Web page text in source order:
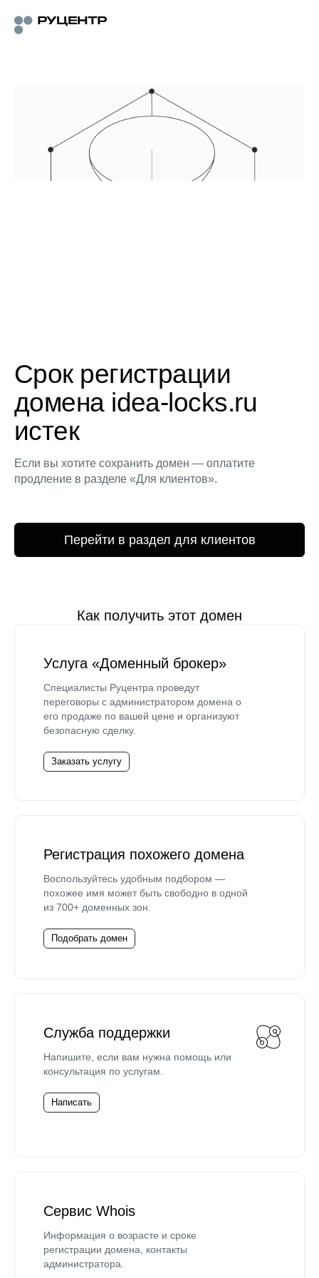
Срок регистрации
домена idea-locks.ru
истек
Если вы хотите сохранить домен — оплатите
продление в разделе «Для клиентов».
Перейти в раздел для клиентов
Как получить этот домен
Услуга «Доменный брокер»
Специалисты Руцентра проведут
переговоры с администратором домена о
его продаже по вашей цене и организуют
безопасную сделку.
Заказать услугу
Регистрация похожего домена
Воспользуйтесь удобным подбором —
похожее имя может быть свободно в одной
из 700+ доменных зон.
Подобрать домен
Служба поддержки
Напишите, если вам нужна помощь или
консультация по услугам.
Написать
Сервис Whois
Информация о возрасте и сроке
регистрации домена, контакты
администратора.